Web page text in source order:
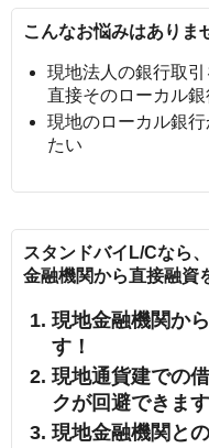
こんなお悩みはありま
現地法人の銀行取引
直接そのローカル
現地のローカル銀
たい
スタンドバイL/Cなら
金融機関から直接融資
現地金融機関か
す！
現地通貨建での
クが回避できます
現地金融機関と